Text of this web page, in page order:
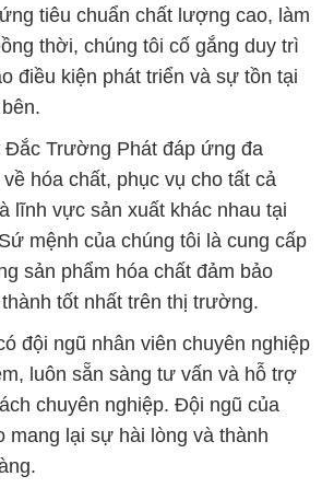
tiêu chuẩn chất lượng cao, làm
thời, chúng tôi cố gắng duy trì
điều kiện phát triển và sự tồn tại
Đắc Trường Phát đáp ứng đa
hóa chất, phục vụ cho tất cả
lĩnh vực sản xuất khác nhau tại
mệnh của chúng tôi là cung cấp
sản phẩm hóa chất đảm bảo
tốt nhất trên thị trường.
đội ngũ nhân viên chuyên nghiệp
luôn sẵn sàng tư vấn và hỗ trợ
chuyên nghiệp. Đội ngũ của
mang lại sự hài lòng và thành